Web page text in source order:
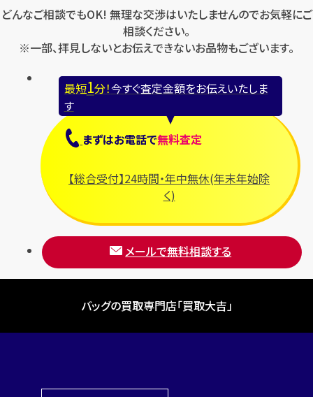
どんなご相談でもOK! 無理な交渉はいたしませんのでお気軽にご
相談ください。
※一部、拝見しないとお伝えできないお品物もございます。
最短1分！今すぐ査定金額をお伝えいたしま
す
まずはお電話で無料査定
【総合受付】24時間・年中無休(年末年始除
く)
メールで無料相談する
バッグの買取専門店「買取大吉」